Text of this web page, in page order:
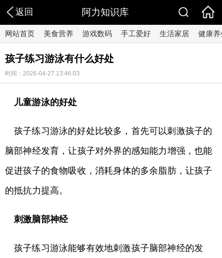
返回 阿力知识库
网站首页 美食营养 游戏数码 手工爱好 生活家居 健康养
孩子练习游泳有什么好处
时间：2026-04-27 13:46:03
儿童游泳的好处
孩子练习游泳的好处比较多，首先可以刺激孩子的
脑部神经发育，让孩子对外界的感知能力增强，也能
促进孩子的食物吸收，消耗身体的多余脂肪，让孩子
的抵抗力提高。
刺激脑部神经
孩子练习游泳能够有效地刺激孩子脑部神经的发